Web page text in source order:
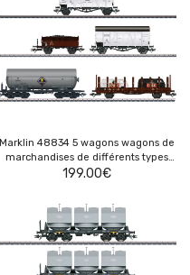
Marklin 48834 5 wagons wagons de
marchandises de différents types
des chemins de fer danois (DSB)
199.00€